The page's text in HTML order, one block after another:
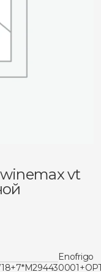
vt
Enofrigo